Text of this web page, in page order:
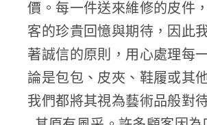
價。每一件送來維修的皮件
客的珍貴回憶與期待，因此
著誠信的原則，用心處理每
論是包包、皮夾、鞋履或其
我們都將其視為藝術品般對